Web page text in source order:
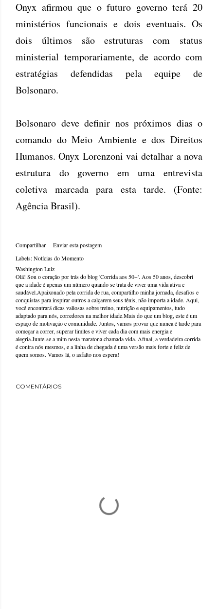
Onyx afirmou que o futuro governo terá 20
ministérios funcionais e dois eventuais. Os
dois últimos são estruturas com status
ministerial temporariamente, de acordo com
estratégias defendidas pela equipe de
Bolsonaro.
Bolsonaro deve definir nos próximos dias o
comando do Meio Ambiente e dos Direitos
Humanos. Onyx Lorenzoni vai detalhar a nova
estrutura do governo em uma entrevista
coletiva marcada para esta tarde. (Fonte:
Agência Brasil).
Compartilhar
Enviar esta postagem
Labels:Notícias do Momento
Washington Luiz
Olá! Sou o coração por trás do blog 'Corrida aos 50+'. Aos 50 anos, descobri
que a idade é apenas um número quando se trata de viver uma vida ativa e
saudável.Apaixonado pela corrida de rua, compartilho minha jornada, desafios e
conquistas para inspirar outros a calçarem seus tênis, não importa a idade. Aqui,
você encontrará dicas valiosas sobre treino, nutrição e equipamentos, tudo
adaptado para nós, corredores na melhor idade.Mais do que um blog, este é um
espaço de motivação e comunidade. Juntos, vamos provar que nunca é tarde para
começar a correr, superar limites e viver cada dia com mais energia e
alegria.Junte-se a mim nesta maratona chamada vida. Afinal, a verdadeira corrida
é contra nós mesmos, e a linha de chegada é uma versão mais forte e feliz de
quem somos. Vamos lá, o asfalto nos espera!
COMENTÁRIOS